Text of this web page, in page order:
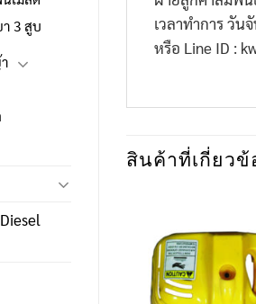
3 สูบ
เวลาทำการ วัน
หรือ Line ID :
สินค้าที่เกี่ยวข้